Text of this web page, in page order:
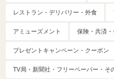
レストラン・デリバリー・外食
アミューズメント 保険・共済・
プレゼントキャンペーン・クーポン
TV局・新聞社・フリーペーパー・そ